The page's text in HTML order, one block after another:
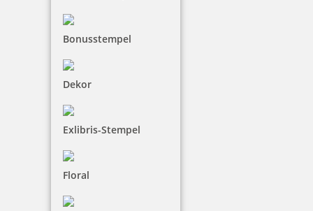
Bonusstempel
Dekor
Exlibris-Stempel
Floral